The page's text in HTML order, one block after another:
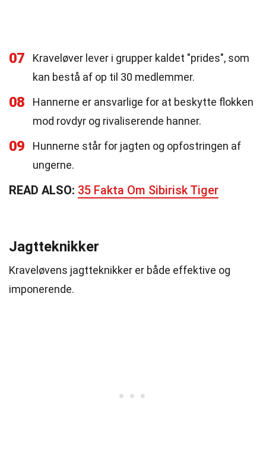
07
Kraveløver lever i grupper kaldet "prides", som
kan bestå af op til 30 medlemmer.
08
Hannerne er ansvarlige for at beskytte flokken
mod rovdyr og rivaliserende hanner.
09
Hunnerne står for jagten og opfostringen af
ungerne.
READ ALSO: 35 Fakta Om Sibirisk Tiger
Jagtteknikker
Kraveløvens jagtteknikker er både effektive og
imponerende.